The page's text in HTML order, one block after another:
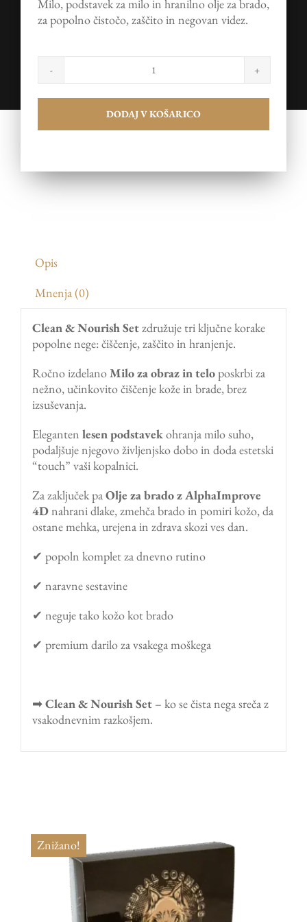
je
je:
Milo, podstavek za milo in hranilno olje za brado,
za popolno čistočo, zaščito in negovan videz.
Darilni
Clean
DODAJ V KOŠARICO
Opis
Mnenja (0)
Clean & Nourish Setzdružuje tri ključne korake
popolne nege: čiščenje, zaščito in hranjenje.
Ročno izdelanoMilo za obraz in teloposkrbi za
nežno, učinkovito čiščenje kože in brade, brez
izsuševanja.
Eleganten lesen podstavekohranja milo suho,
podaljšuje njegovo življenjsko dobo in doda estetski
“touch” vaši kopalnici.
Za zaključek paOlje za brado z AlphaImprove
4Dnahrani dlake, zmehča brado in pomiri kožo, da
ostane mehka, urejena in zdrava skozi ves dan.
✔ popoln komplet za dnevno rutino
✔ naravne sestavine
✔ neguje tako kožo kot brado
✔ premium darilo za vsakega moškega
➡Clean & Nourish Set– ko se čista nega sreča z
vsakodnevnim razkošjem.
Znižano!